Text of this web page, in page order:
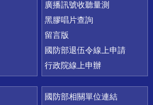
廣播訊號收聽量測
黑膠唱片查詢
留言版
國防部退伍令線上申請
行政院線上申辦
國防部相關單位連結